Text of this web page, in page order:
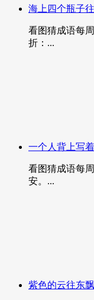
海上四个瓶子
看图猜成语每
折：...
一个人背上写
看图猜成语每
安。...
紫色的云往东